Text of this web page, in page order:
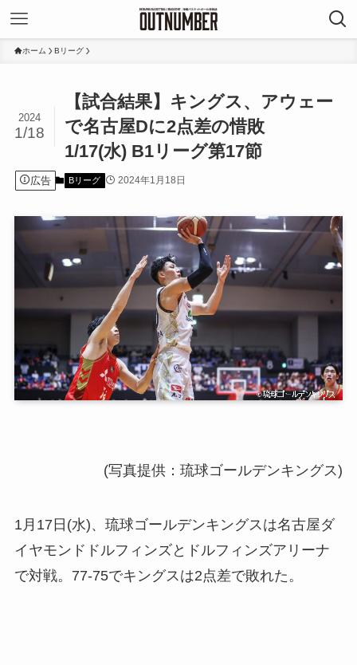
ホーム Bリーグ
【試合結果】キングス、アウェー
で名古屋Dに2点差の惜敗
1/17(水) B1リーグ第17節
2024
1/18
広告 Bリーグ 2024年1月18日
(写真提供：琉球ゴールデンキングス)
1月17日(水)、琉球ゴールデンキングスは名古屋ダ
イヤモンドドルフィンズとドルフィンズアリーナ
で対戦。77-75でキングスは2点差で敗れた。